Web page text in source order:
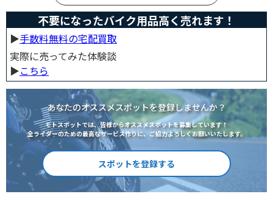
不要になったバイク用品高く売れます！
▶︎手数料無料の宅配買取
実際に売ってみた体験談
▶︎こちら
あなたのオススメスポットを登録しませんか？
モトスポットでは、皆様からオススメスポットを募集しています！
全ライダーのための最高なサービス作りに、ご協力よろしくお願いいたします。
スポットを登録する